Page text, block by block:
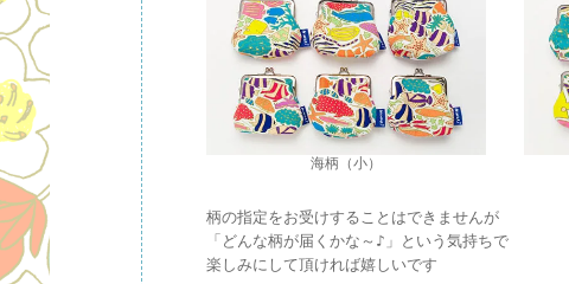
海柄（小）
柄の指定をお受けすることはできませんが
「どんな柄が届くかな～♪」という気持ちで
楽しみにして頂ければ嬉しいです